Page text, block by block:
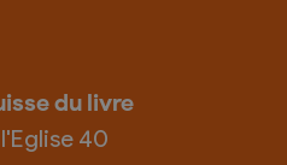
du livre
40